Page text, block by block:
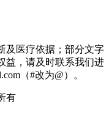
及医疗依据；部分文字
益，请及时联系我们进
（#改为@）。
有